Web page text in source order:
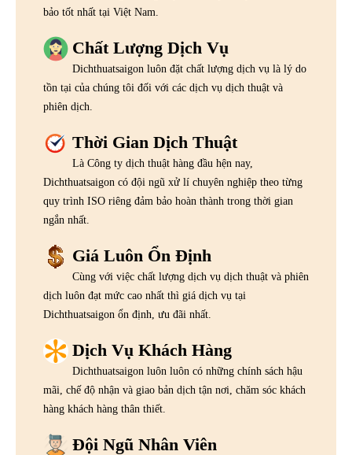
bảo tốt nhất tại Việt Nam.
Chất Lượng Dịch Vụ
Dichthuatsaigon luôn đặt chất lượng dịch vụ là lý do
tồn tại của chúng tôi đối với các dịch vụ dịch thuật và
phiên dịch.
Thời Gian Dịch Thuật
Là Công ty dịch thuật hàng đầu hện nay,
Dichthuatsaigon có đội ngũ xử lí chuyên nghiệp theo từng
quy trình ISO riêng đảm bảo hoàn thành trong thời gian
ngắn nhất.
Giá Luôn Ổn Định
Cùng với việc chất lượng dịch vụ dịch thuật và phiên
dịch luôn đạt mức cao nhất thì giá dịch vụ tại
Dichthuatsaigon ổn định, ưu đãi nhất.
Dịch Vụ Khách Hàng
Dichthuatsaigon luôn luôn có những chính sách hậu
mãi, chế độ nhận và giao bản dịch tận nơi, chăm sóc khách
hàng khách hàng thân thiết.
Đội Ngũ Nhân Viên